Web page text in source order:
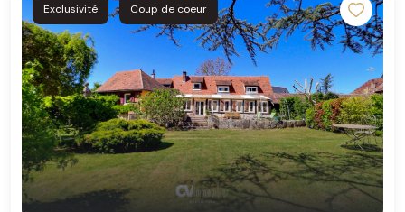
Exclusivité Coup de coeur